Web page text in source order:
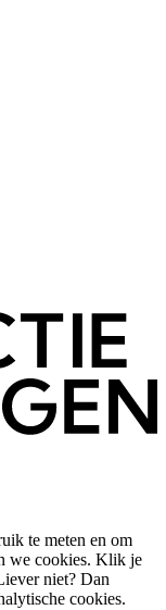
te meten en om
we cookies. Klik je
niet? Dan
cookies.